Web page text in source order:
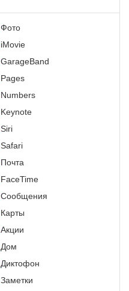
Фото
iMovie
GarageBand
Pages
Numbers
Keynote
Siri
Safari
Почта
FaceTime
Сообщения
Карты
Акции
Дом
Диктофон
Заметки